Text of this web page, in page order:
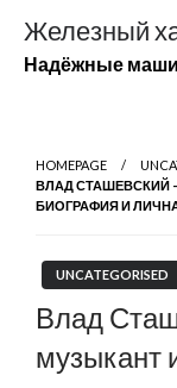
содержимому
Железный
Надёжные
HOMEPAGE
ВЛАД СТАШЕВСКИЙ
БИОГРАФИЯ И
UNCATEGORISED
Влад
музыкант